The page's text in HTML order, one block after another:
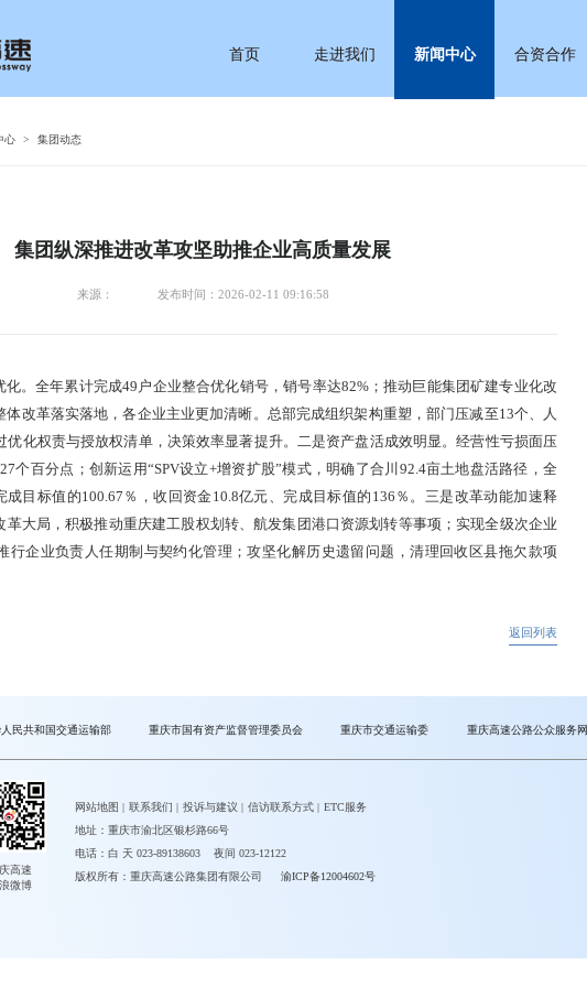
首页 走进我们 新闻中心 合资合作
心 > 集团动态
集团纵深推进改革攻坚助推企业高质量发展
来源： 发布时间：2026-02-11 09:16:58
化。全年累计完成49户企业整合优化销号，销号率达82%；推动巨能集团矿建专业化改
体改革落实落地，各企业主业更加清晰。总部完成组织架构重塑，部门压减至13个、人
优化权责与授放权清单，决策效率显著提升。二是资产盘活成效明显。经营性亏损面压
个百分点；创新运用“SPV设立+增资扩股”模式，明确了合川92.4亩土地盘活路径，全
成目标值的100.67％，收回资金10.8亿元、完成目标值的136％。三是改革动能加速释
革大局，积极推动重庆建工股权划转、航发集团港口资源划转等事项；实现全级次企业
行企业负责人任期制与契约化管理；攻坚化解历史遗留问题，清理回收区县拖欠款项
返回列表
民共和国交通运输部 重庆市国有资产监督管理委员会 重庆市交通运输委 重庆高速公路公众服务网
高速
微博
网站地图 联系我们 投诉与建议 信访联系方式
ETC服务
地址：重庆市渝北区银杉路66号
电话：白 天 023-89138603 夜间 023-12122
版权所有：重庆高速公路集团有限公司
渝ICP备12004602号